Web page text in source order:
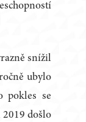
snížil
ubylo
pokles se
došlo